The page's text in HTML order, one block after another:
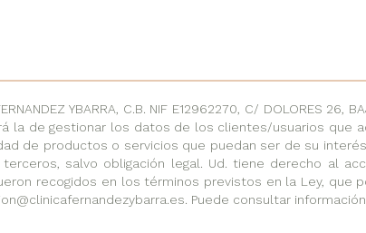
YBARRA, C.B. NIF E12962270, C/ DOLORES
la de gestionar los datos de los clientes/usuarios que
de productos o servicios que puedan ser de su
salvo obligación legal. Ud. tiene derecho al
recogidos en los términos previstos en la Ley,
Puede consultar